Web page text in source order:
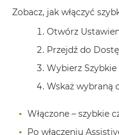
RAM
Pro
8GB
RAM
MacBook
16GB
Zobacz, jak włączyć
Otwórz
Przejdź do
Wybierz Szybkie
Wskaż wybraną
Włączone – szybkie
Po włączeniu